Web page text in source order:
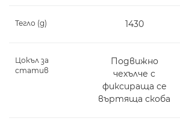
Тегло (g) 1430
Цокъл за
статив
Подвижно
чехълче с
фиксираща се
въртяща скоба